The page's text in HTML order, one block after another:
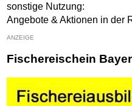
sonstige Nutzung:
Angebote & Aktionen in der
ANZEIGE
Fischereischein